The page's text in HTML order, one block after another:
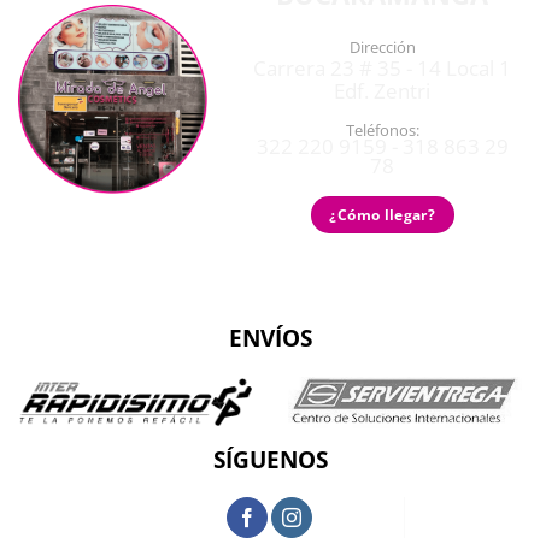
Dirección
Teléfonos:
¿Cómo llegar?
ENVÍOS
SÍGUENOS